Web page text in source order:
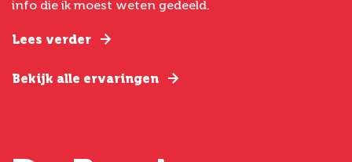
info die ik moest weten gedeeld.
Lees verder
Bekijk alle ervaringen